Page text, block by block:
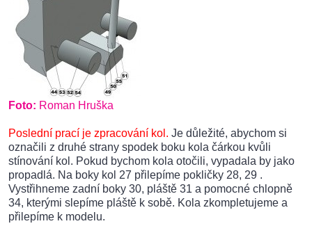
Foto: Roman Hruška
Poslední prací je zpracování kol. Je důležité, abychom si
označili z druhé strany spodek boku kola čárkou kvůli
stínování kol. Pokud bychom kola otočili, vypadala by jako
propadlá. Na boky kol 27 přilepíme pokličky 28, 29 .
Vystřihneme zadní boky 30, pláště 31 a pomocné chlopně
34, kterými slepíme pláště k sobě. Kola zkompletujeme a
přilepíme k modelu.